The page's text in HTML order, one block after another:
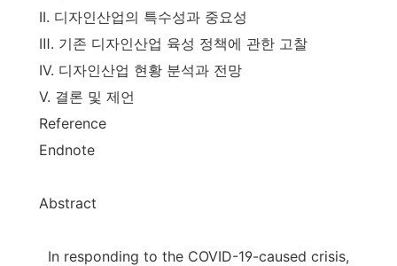
II. 디자인산업의 특수성과 중요성
Ⅲ. 기존 디자인산업 육성 정책에 관한 고찰
IV. 디자인산업 현황 분석과 전망
V. 결론 및 제언
Reference
Endnote
Abstract
In responding to the COVID-19-caused crisis,